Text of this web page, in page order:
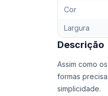
Cor
Largura
Descrição
Assim como
formas
simplicidade.